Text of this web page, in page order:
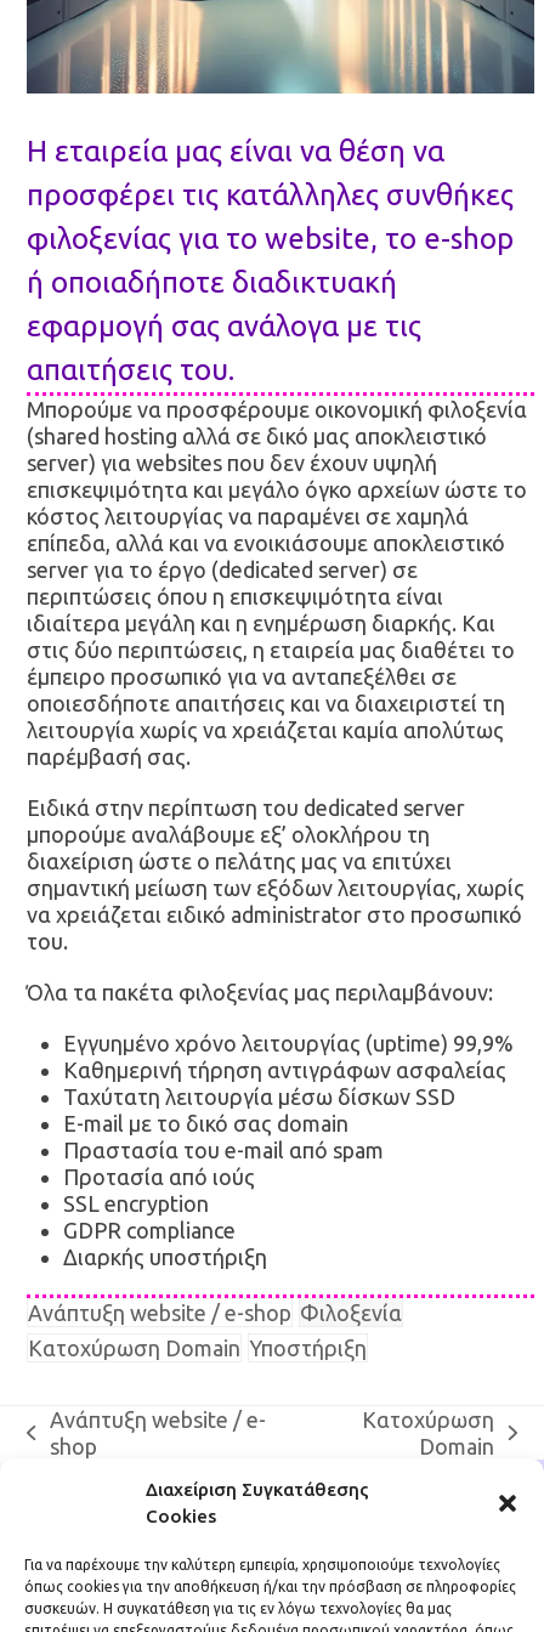
Διαχείριση Συγκατάθεσης
Cookies
Για να παρέχουμε την καλύτερη εμπειρία, χρησιμοποιούμε τεχνολογίες
όπως cookies για την αποθήκευση ή/και την πρόσβαση σε πληροφορίες
συσκευών. Η συγκατάθεση για τις εν λόγω τεχνολογίες θα μας
Η εταιρεία μας είναι να θέση να
προσφέρει τις κατάλληλες συνθήκες
φιλοξενίας για το website, το e-shop
ή οποιαδήποτε διαδικτυακή
εφαρμογή σας ανάλογα με τις
απαιτήσεις του.
Μπορούμε να προσφέρουμε οικονομική φιλοξενία
(shared hosting αλλά σε δικό μας αποκλειστικό
server) για websites που δεν έχουν υψηλή
επισκεψιμότητα και μεγάλο όγκο αρχείων ώστε το
κόστος λειτουργίας να παραμένει σε χαμηλά
επίπεδα, αλλά και να ενοικιάσουμε αποκλειστικό
server για το έργο (dedicated server) σε
περιπτώσεις όπου η επισκεψιμότητα είναι
ιδιαίτερα μεγάλη και η ενημέρωση διαρκής. Και
στις δύο περιπτώσεις, η εταιρεία μας διαθέτει το
έμπειρο προσωπικό για να ανταπεξέλθει σε
οποιεσδήποτε απαιτήσεις και να διαχειριστεί τη
λειτουργία χωρίς να χρειάζεται καμία απολύτως
παρέμβασή σας.
Ειδικά στην περίπτωση του dedicated server
μπορούμε αναλάβουμε εξ’ ολοκλήρου τη
διαχείριση ώστε ο πελάτης μας να επιτύχει
σημαντική μείωση των εξόδων λειτουργίας, χωρίς
να χρειάζεται ειδικό administrator στο προσωπικό
του.
Όλα τα πακέτα φιλοξενίας μας περιλαμβάνουν:
Εγγυημένο χρόνο λειτουργίας (uptime) 99,9%
Καθημερινή τήρηση αντιγράφων ασφαλείας
Ταχύτατη λειτουργία μέσω δίσκων SSD
E-mail με το δικό σας domain
Πραστασία του e-mail από spam
Προτασία από ιούς
SSL encryption
GDPR compliance
Διαρκής υποστήριξη
Ανάπτυξη website / e-shop Φιλοξενία
Κατοχύρωση Domain Υποστήριξη
previous
Ανάπτυξη website / e-
shop
Κατοχύρωση
Domain